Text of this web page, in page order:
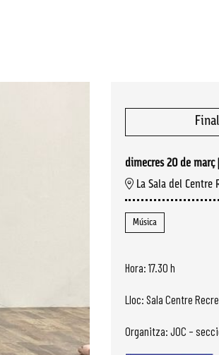
dimecres 20 de març|
La Sala del Centre
Música
Hora: 17.30 h
Lloc: Sala Centre
Organitza: JOC –